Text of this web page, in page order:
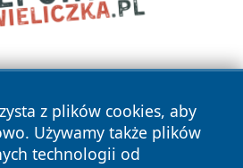
z plików cookies, aby
Używamy także plików
technologii od